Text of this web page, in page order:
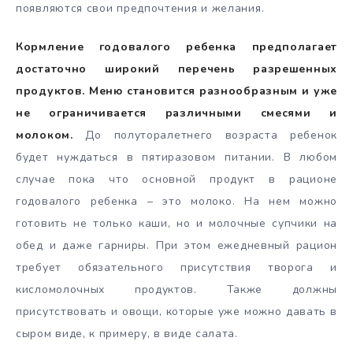
появляются свои предпочтения и желания.
Кормление годовалого ребенка предполагает
достаточно широкий перечень разрешенных
продуктов. Меню становится разнообразным и уже
не ограничивается различными смесями и
молоком. До полуторалетнего возраста ребенок
будет нуждаться в пятиразовом питании. В любом
случае пока что основной продукт в рационе
годовалого ребенка – это молоко. На нем можно
готовить не только каши, но и молочные супчики на
обед и даже гарниры. При этом ежедневный рацион
требует обязательного присутствия творога и
кисломолочных продуктов. Также должны
присутствовать и овощи, которые уже можно давать в
сыром виде, к примеру, в виде салата.